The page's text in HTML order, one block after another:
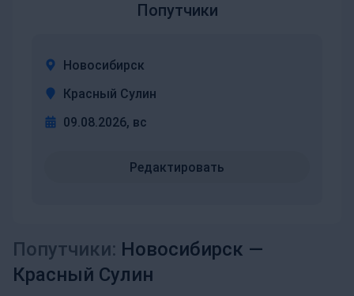
Попутчики
Новосибирск
Красный Сулин
09.08.2026, вс
Редактировать
Попутчики: Новосибирск —
Красный Сулин